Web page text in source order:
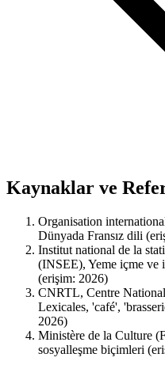
Kaynaklar ve
Organisation
Dünyada Fransız dili
Institut national de la
(INSEE), Yeme içme ve
(erişim: 2026)
CNRTL, Centre
Lexicales, 'café',
2026)
Ministère de la Culture
sosyalleşme biçimleri